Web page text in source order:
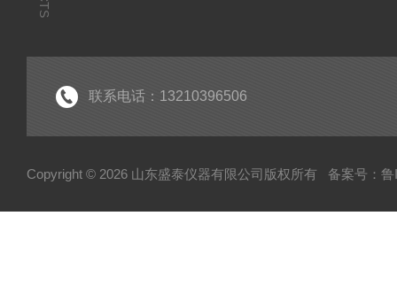
联系电话：13210396506
Copyright © 2026 山东盛泰仪器有限公司版权所有 备案号：